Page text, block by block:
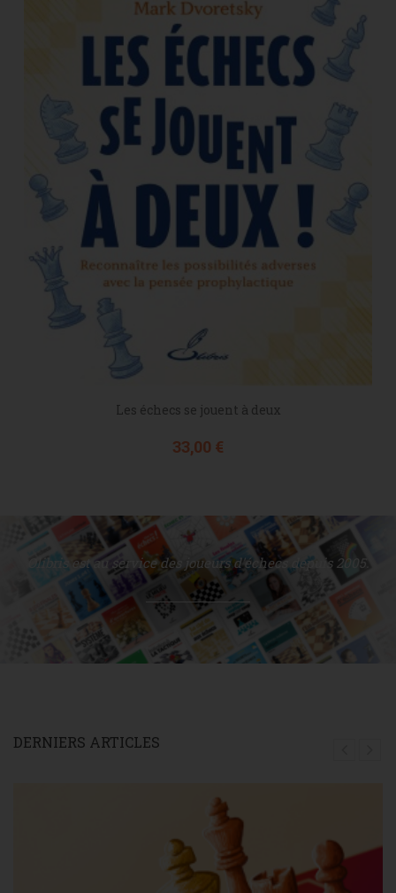
Les échecs se jouent à deux
Prix
33,00 €
Olibris est au service des joueurs d'échecs depuis 2005.
DERNIERS ARTICLES